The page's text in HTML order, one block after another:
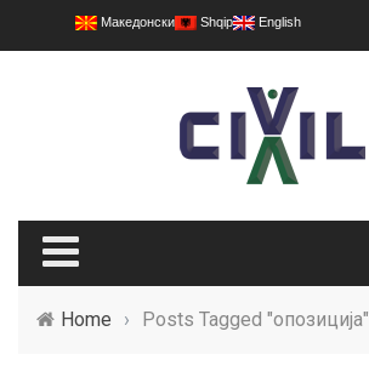
Македонски Shqip English
Home › Posts Tagged "опозиција"